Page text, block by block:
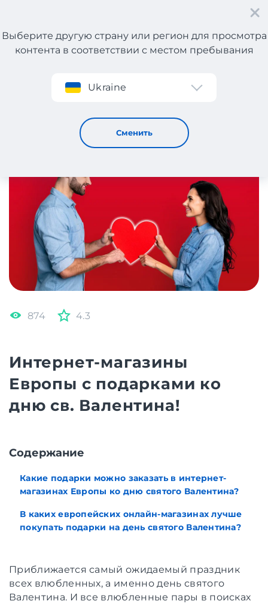
Регистрация
Выберите другую страну или регион для просмотра
контента в соответствии с местом пребывания
Ukraine
Сменить
Интернет-магазины Европы с подарками ко дню св.
Валентина!
874 4.3
Интернет-магазины
Европы с подарками ко
дню св. Валентина!
Содержание
Какие подарки можно заказать в интернет-
магазинах Европы ко дню святого Валентина?
В каких европейских онлайн-магазинах лучше
покупать подарки на день святого Валентина?
Приближается самый ожидаемый праздник
всех влюбленных, а именно день святого
Валентина. И все влюбленные пары в поисках